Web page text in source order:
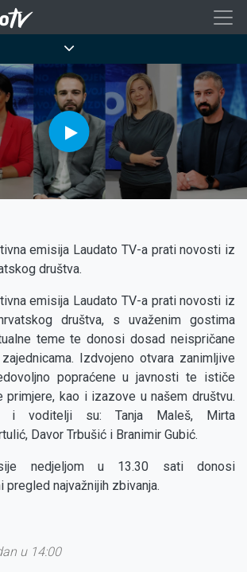
emisija Laudato TV-a prati novosti iz
društva.
emisija Laudato TV-a prati novosti iz
društva, s uvaženim gostima
teme te donosi dosad neispričane
Izdvojeno otvara zanimljive
popraćene u javnosti te ističe
primjere, kao i izazove u našem društvu.
i voditelji su: Tanja Maleš, Mirta
Davor Trbušić i Branimir Gubić.
nedjeljom u 13.30 sati donosi
pregled najvažnijih zbivanja.
u 14:00